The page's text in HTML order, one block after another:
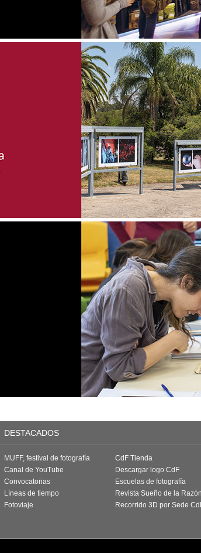
DESTACADOS
MUFF, festival de fotografía
Canal de YouTube
Convocatorias
Líneas de tiempo
Fotoviaje
CdF Tienda
Descargar logo CdF
Escuelas de fotografía
Revista Sueño de la Razón
Recorrido 3D por Sede